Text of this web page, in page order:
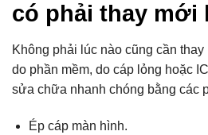
có phải thay mới
Không phải lúc nào cũng cần
do phần mềm, do cáp lỏng hoặc
sửa chữa nhanh chóng bằng các
Ép cáp màn hình.